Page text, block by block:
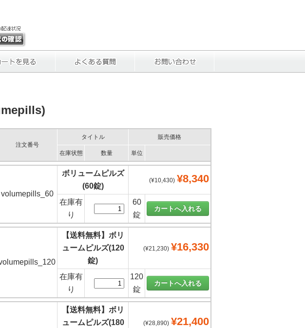
注文番号
タイトル 販売価格
在庫状態 数量 単位
volumepills_60
ボリュームピルズ
(60錠)
(¥10,430) ¥8,340
在庫有
り
60
錠
【送料無料】ボリ
ュームピルズ(120
錠)
(¥21,230) ¥16,330
在庫有
り
120
錠
【送料無料】ボリ
ュームピルズ(180
(¥28,890) ¥21,400